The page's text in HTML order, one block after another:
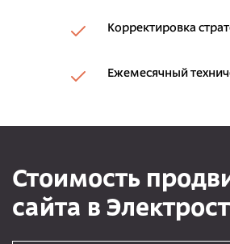
Корректировка
Ежемесячный
Стоимость
сайта в